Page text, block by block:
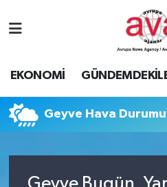
EKONOMİ
Geyve Hava Durumu
Nöbetçi Eczaneler
Namaz Vakitleri
Trafik Durumu